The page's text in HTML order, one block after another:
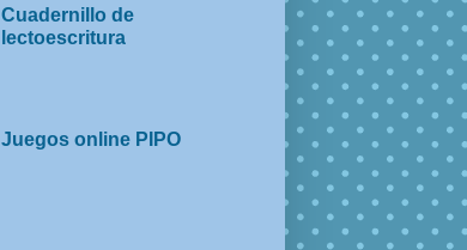
Cuadernillo de
lectoescritura
Juegos online PIPO